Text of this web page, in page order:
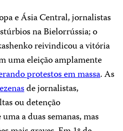
e Ásia Central, jornalistas
na Bielorrússia; o
reivindicou a vitória
uma eleição amplamente
protestos em massa. As
de jornalistas,
ou detenção
a duas semanas, mas